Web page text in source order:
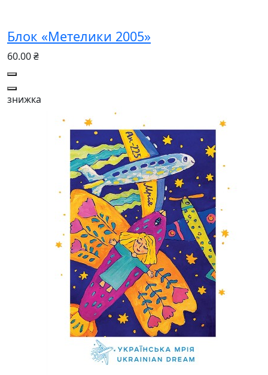
Блок «Метелики 2005»
60.00 ₴
знижка